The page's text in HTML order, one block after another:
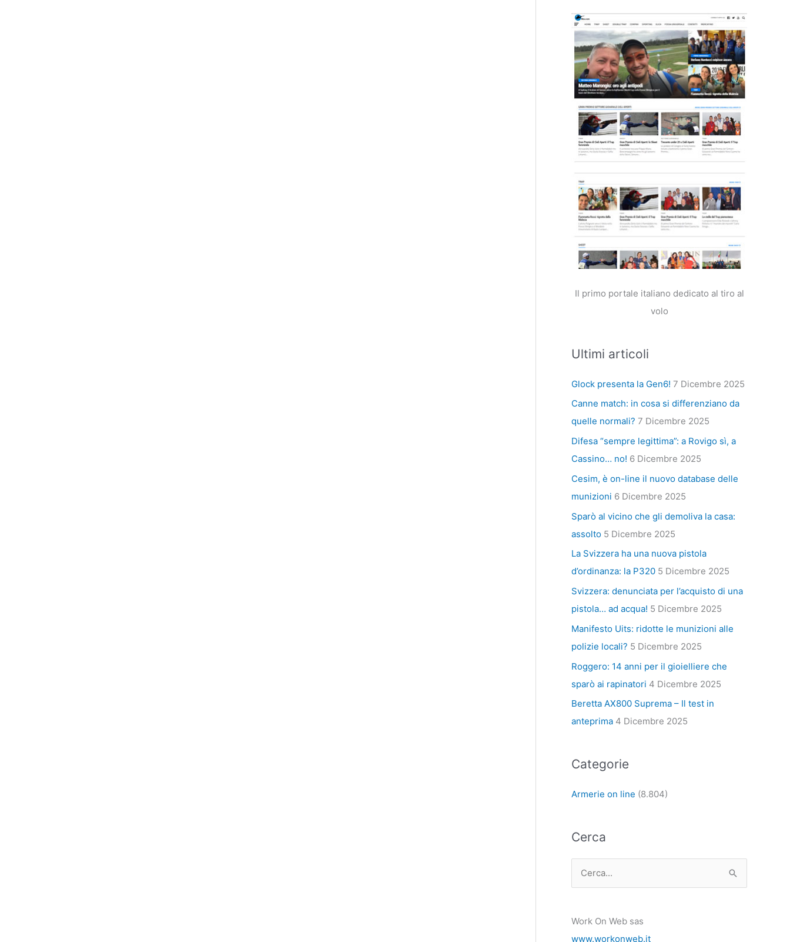
Il primo portale italiano dedicato al tiro al
volo
Ultimi articoli
Glock presenta la Gen6! 7 Dicembre 2025
Canne match: in cosa si differenziano da
quelle normali? 7 Dicembre 2025
Difesa “sempre legittima”: a Rovigo sì, a
Cassino… no! 6 Dicembre 2025
Cesim, è on-line il nuovo database delle
munizioni 6 Dicembre 2025
Sparò al vicino che gli demoliva la casa:
assolto 5 Dicembre 2025
La Svizzera ha una nuova pistola
d’ordinanza: la P320 5 Dicembre 2025
Svizzera: denunciata per l’acquisto di una
pistola… ad acqua! 5 Dicembre 2025
Manifesto Uits: ridotte le munizioni alle
polizie locali? 5 Dicembre 2025
Roggero: 14 anni per il gioielliere che
sparò ai rapinatori 4 Dicembre 2025
Beretta AX800 Suprema – Il test in
anteprima 4 Dicembre 2025
Categorie
Armerie on line (8.804)
Cerca
Work On Web sas
www.workonweb.it